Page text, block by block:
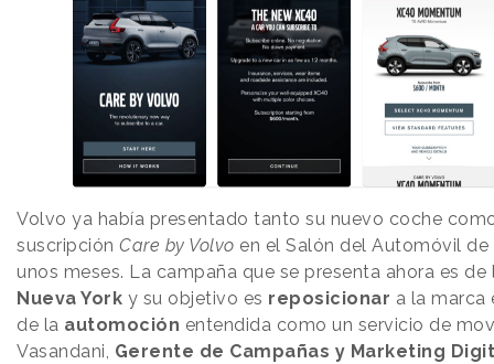
Volvo ya había presentado tanto su nuevo coche
suscripción Care by Volvo en el Salón del Automóvil
unos meses. La campaña que se presenta ahora es
Nueva York y su objetivo es reposicionar a la marca
de la automoción entendida como un servicio de
Vasandani, Gerente de Campañas y Marketing